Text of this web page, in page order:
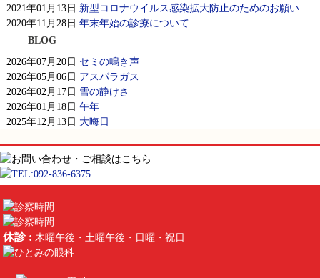
2021年01月13日 新型コロナウイルス感染拡大防止のためのお願い
2020年11月28日 年末年始の診療について
BLOG
2026年07月20日 セミの鳴き声
2026年05月06日 アスパラガス
2026年02月17日 雪の静けさ
2026年01月18日 午年
2025年12月13日 大晦日
休診 : 木曜午後・土曜午後・日曜・祝日